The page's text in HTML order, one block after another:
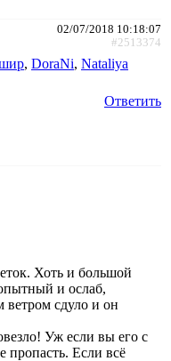
02/07/2018 10:18:07
#2513374
, DoraNi, Nataliya
Ответить
Хоть и большой
и ослаб,
сдуло и он
Уж если вы его с
пропасть. Если всё